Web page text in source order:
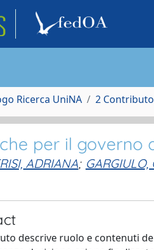
Ricerca UniNA 2
per il governo
ADRIANA; GARGIULO,
descrive ruolo e contenuti